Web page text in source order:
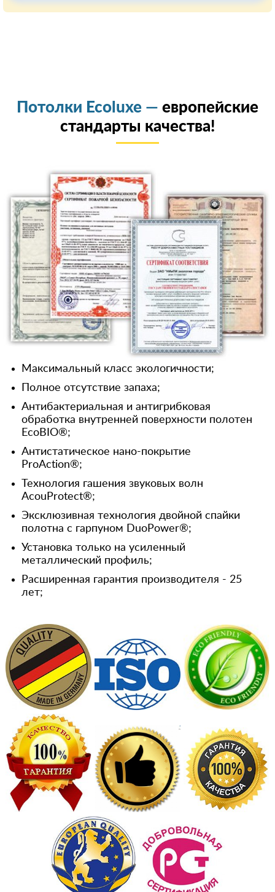
Потолки Ecoluxe — европейские
стандарты качества!
Максимальный класс экологичности;
Полное отсутствие запаха;
Антибактериальная и антигрибковая
обработка внутренней поверхности полотен
EcoBIO®;
Антистатическое нано-покрытие
ProAction®;
Технология гашения звуковых волн
AcouProtect®;
Эксклюзивная технология двойной спайки
полотна с гарпуном DuoPower®;
Установка только на усиленный
металлический профиль;
Расширенная гарантия производителя - 25
лет;